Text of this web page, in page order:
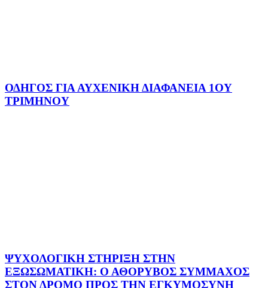
ΟΔΗΓΟΣ ΓΙΑ ΑΥΧΕΝΙΚΗ ΔΙΑΦΑΝΕΙΑ 1ΟΥ
ΤΡΙΜΗΝΟΥ
ΨΥΧΟΛΟΓΙΚΗ ΣΤΗΡΙΞΗ ΣΤΗΝ
ΕΞΩΣΩΜΑΤΙΚΗ: Ο ΑΘΟΡΥΒΟΣ ΣΥΜΜΑΧΟΣ
ΣΤΟΝ ΔΡΟΜΟ ΠΡΟΣ ΤΗΝ ΕΓΚΥΜΟΣΥΝΗ